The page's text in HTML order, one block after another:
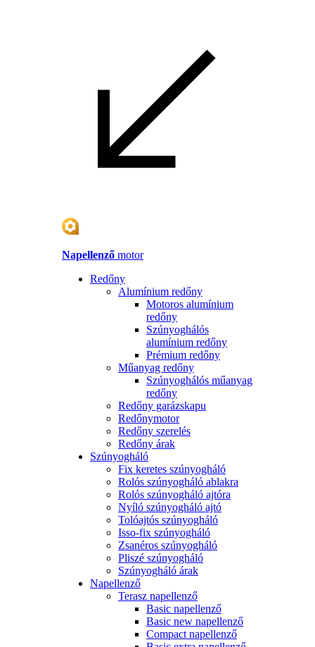
Napellenző motor
Redőny
Alumínium redőny
Motoros alumínium
redőny
Szúnyoghálós
alumínium redőny
Prémium redőny
Műanyag redőny
Szúnyoghálós műanyag
redőny
Redőny garázskapu
Redőnymotor
Redőny szerelés
Redőny árak
Szúnyogháló
Fix keretes szúnyogháló
Rolós szúnyogháló ablakra
Rolós szúnyogháló ajtóra
Nyíló szúnyogháló ajtó
Tolóajtós szúnyogháló
Isso-fix szúnyogháló
Zsanéros szúnyogháló
Pliszé szúnyogháló
Szúnyogháló árak
Napellenző
Terasz napellenző
Basic napellenző
Basic new napellenző
Compact napellenző